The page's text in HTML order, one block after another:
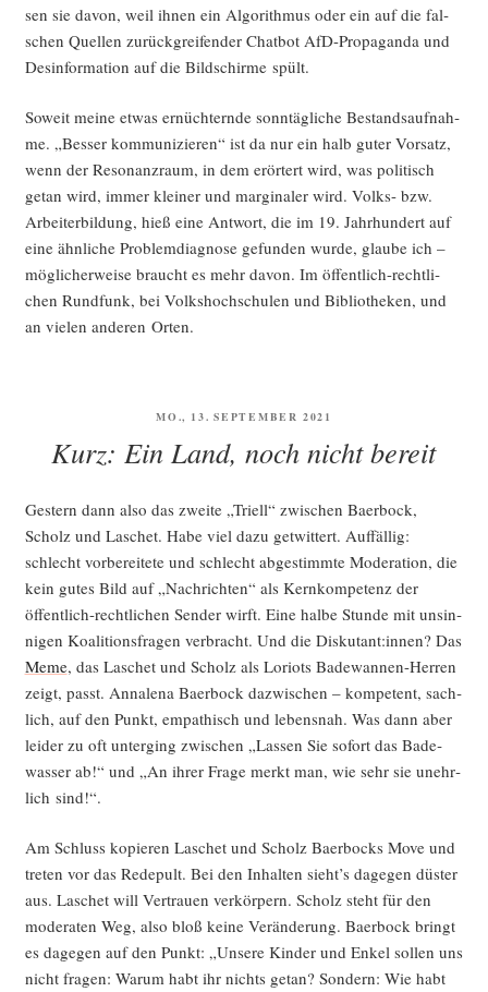
sen sie davon, weil ihnen ein Algo­rith­mus oder ein auf die fal­
schen Quel­len zurück­grei­fen­der Chat­bot AfD-Pro­pa­gan­da und
Des­in­for­ma­ti­on auf die Bild­schir­me spült.
Soweit mei­ne etwas ernüch­tern­de sonn­täg­li­che Bestands­auf­nah­
me. „Bes­ser kom­mu­ni­zie­ren“ ist da nur ein halb guter Vor­satz,
wenn der Reso­nanz­raum, in dem erör­tert wird, was poli­tisch
getan wird, immer klei­ner und mar­gi­na­ler wird. Volks- bzw.
Arbei­ter­bil­dung, hieß eine Ant­wort, die im 19. Jahr­hun­dert auf
eine ähn­li­che Pro­blem­dia­gno­se gefun­den wur­de, glau­be ich –
mög­li­cher­wei­se braucht es mehr davon. Im öffent­lich-recht­li­
chen Rund­funk, bei Volks­hoch­schu­len und Biblio­the­ken, und
an vie­len ande­ren Orten.
VERÖFFENTLICHT
MO., 13. SEPTEMBER 2021
Kurz: Ein Land, noch nicht bereit
Ges­tern dann also das zwei­te „Tri­ell“ zwi­schen Baer­bock,
Scholz und Laschet. Habe viel dazu get­wit­tert. Auf­fäl­lig:
schlecht vor­be­rei­te­te und schlecht abge­stimm­te Mode­ra­ti­on, die
kein gutes Bild auf „Nach­rich­ten“ als Kern­kom­pe­tenz der
öffent­lich-recht­li­chen Sen­der wirft. Eine hal­be Stun­de mit unsin­
ni­gen Koali­ti­ons­fra­gen ver­bracht. Und die Diskutant:innen? Das
Meme, das Laschet und Scholz als Lori­ots Bade­wan­nen-Her­ren
zeigt, passt. Anna­le­na Baer­bock dazwi­schen – kom­pe­tent, sach­
lich, auf den Punkt, empa­thisch und lebens­nah. Was dann aber
lei­der zu oft unter­ging zwi­schen „Las­sen Sie sofort das Bade­
was­ser ab!“ und „An ihrer Fra­ge merkt man, wie sehr sie unehr­
lich sind!“.
Am Schluss kopie­ren Laschet und Scholz Baer­bocks Move und
tre­ten vor das Rede­pult. Bei den Inhal­ten sieht’s dage­gen düs­ter
aus. Laschet will Ver­trau­en ver­kör­pern. Scholz steht für den
mode­ra­ten Weg, also bloß kei­ne Ver­än­de­rung. Baer­bock bringt
es dage­gen auf den Punkt: „Unse­re Kin­der und Enkel sol­len uns
nicht fra­gen: War­um habt ihr nichts getan? Son­dern: Wie habt